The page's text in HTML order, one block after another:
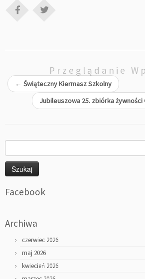
Przeglądanie
← Świąteczny Kiermasz Szkolny
Jubileuszowa 25. zbiórka
Facebook
Archiwa
czerwiec 2026
maj 2026
kwiecień 2026